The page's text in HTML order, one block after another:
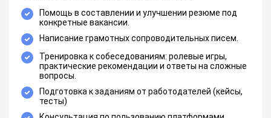
Помощь в составлении и улучшении резюме под
конкретные вакансии.
Написание грамотных сопроводительных писем.
Тренировка к собеседованиям: ролевые игры,
практические рекомендации и ответы на сложные
вопросы.
Подготовка к заданиям от работодателей (кейсы,
тесты)